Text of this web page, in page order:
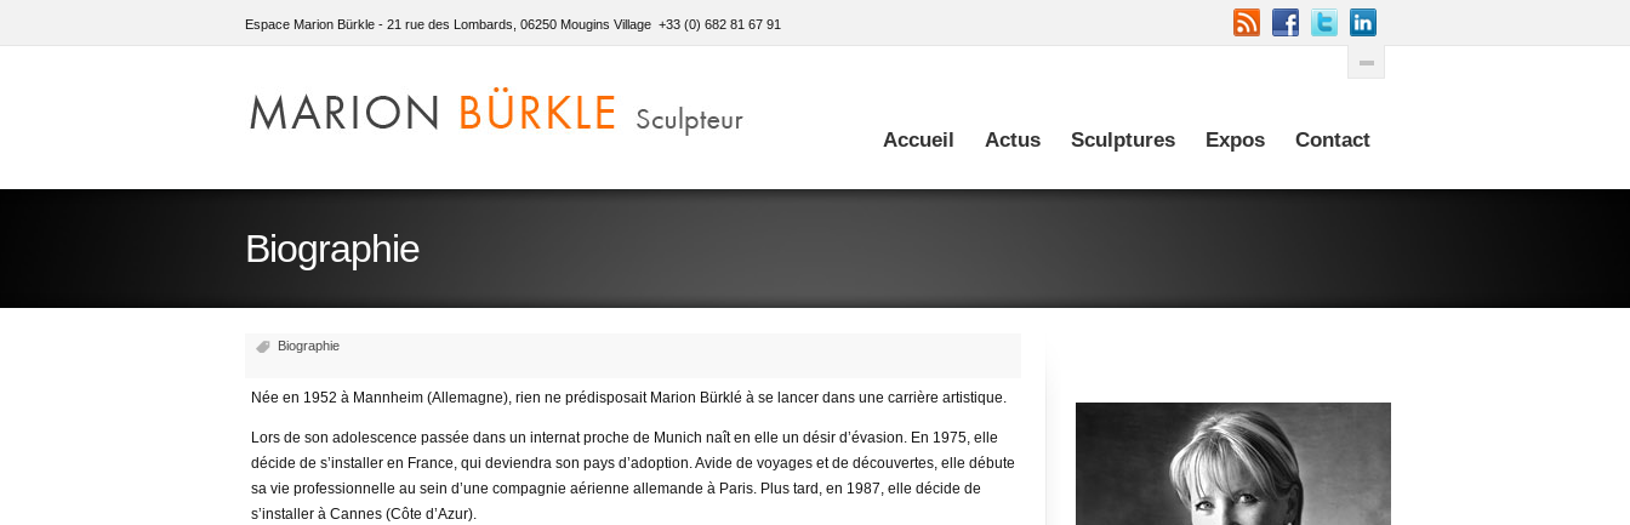
Espace Marion Bürkle - 21 rue des Lombards, 06250 Mougins Village +33 (0) 682 81 67 91
Accueil Actus Sculptures Expos Contact
Biographie
Biographie
Née en 1952 à Mannheim (Allemagne), rien ne prédisposait Marion Bürklé à se lancer dans une carrière artistique.
Lors de son adolescence passée dans un internat proche de Munich naît en elle un désir d’évasion. En 1975, elle
décide de s’installer en France, qui deviendra son pays d’adoption. Avide de voyages et de découvertes, elle débute
sa vie professionnelle au sein d’une compagnie aérienne allemande à Paris. Plus tard, en 1987, elle décide de
s’installer à Cannes (Côte d’Azur).